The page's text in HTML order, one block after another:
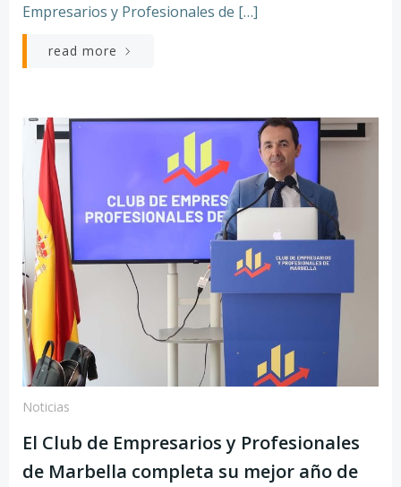
Empresarios y Profesionales de […]
read more
Noticias
El Club de Empresarios y Profesionales
de Marbella completa su mejor año de